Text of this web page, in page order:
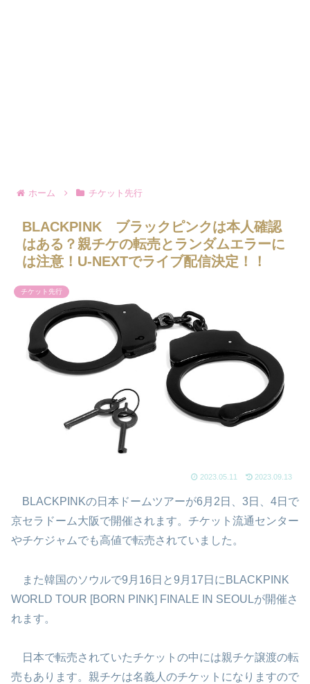
ホーム チケット先行
BLACKPINK ブラックピンクは本人確認
はある？親チケの転売とランダムエラーに
は注意！U-NEXTでライブ配信決定！！
チケット先行
2023.05.11 2023.09.13
BLACKPINKの日本ドームツアーが6月2日、3日、4日で
京セラドーム大阪で開催されます。チケット流通センター
やチケジャムでも高値で転売されていました。
また韓国のソウルで9月16日と9月17日にBLACKPINK
WORLD TOUR [BORN PINK] FINALE IN SEOULが開催さ
れます。
日本で転売されていたチケットの中には親チケ譲渡の転
売もあります。親チケは名義人のチケットになりますので